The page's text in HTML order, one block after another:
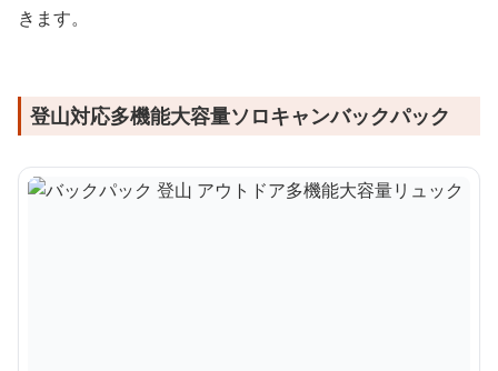
きます。
登山対応多機能大容量ソロキャンバックパック